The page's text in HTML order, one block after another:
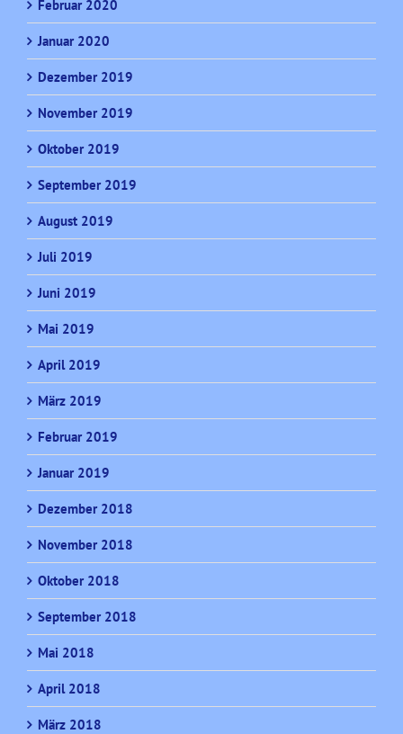
Februar 2020
Januar 2020
Dezember 2019
November 2019
Oktober 2019
September 2019
August 2019
Juli 2019
Juni 2019
Mai 2019
April 2019
März 2019
Februar 2019
Januar 2019
Dezember 2018
November 2018
Oktober 2018
September 2018
Mai 2018
April 2018
März 2018